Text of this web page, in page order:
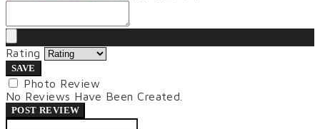
Rating
SAVE
Photo Review
No Reviews Have Been Created.
POST REVIEW